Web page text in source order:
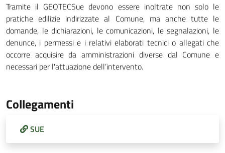
Tramite il GEOTECSue devono essere inoltrate non solo le
pratiche edilizie indirizzate al Comune, ma anche tutte le
domande, le dichiarazioni, le comunicazioni, le segnalazioni, le
denunce, i permessi e i relativi elaborati tecnici o allegati che
occorre acquisire da amministrazioni diverse dal Comune e
necessari per l'attuazione dell’intervento.
Collegamenti
SUE